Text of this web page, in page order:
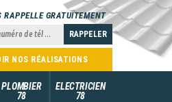
RAPPELLE GRATUITEMENT
NOS RÉALISATIONS
PLOMBIER
78
ELECTRICIEN
78